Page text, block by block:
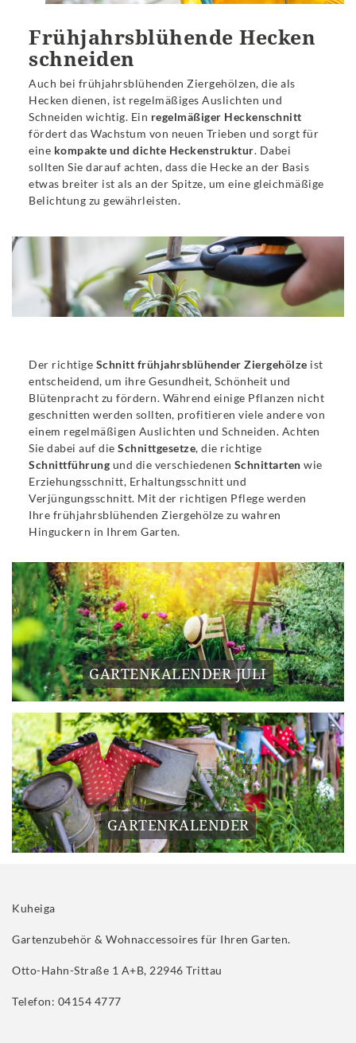
Frühjahrsblühende Hecken
schneiden
Auch bei frühjahrsblühenden Ziergehölzen, die als
Hecken dienen, ist regelmäßiges Auslichten und
Schneiden wichtig. Ein regelmäßiger Heckenschnitt
fördert das Wachstum von neuen Trieben und sorgt für
eine kompakte und dichte Heckenstruktur. Dabei
sollten Sie darauf achten, dass die Hecke an der Basis
etwas breiter ist als an der Spitze, um eine gleichmäßige
Belichtung zu gewährleisten.
Der richtige Schnitt frühjahrsblühender Ziergehölze ist
entscheidend, um ihre Gesundheit, Schönheit und
Blütenpracht zu fördern. Während einige Pflanzen nicht
geschnitten werden sollten, profitieren viele andere von
einem regelmäßigen Auslichten und Schneiden. Achten
Sie dabei auf die Schnittgesetze, die richtige
Schnittführung und die verschiedenen Schnittarten wie
Erziehungsschnitt, Erhaltungsschnitt und
Verjüngungsschnitt. Mit der richtigen Pflege werden
Ihre frühjahrsblühenden Ziergehölze zu wahren
Hinguckern in Ihrem Garten.
GARTENKALENDER JULI
GARTENKALENDER
Kuheiga
Gartenzubehör & Wohnaccessoires für Ihren Garten.
Otto-Hahn-Straße 1 A+B, 22946 Trittau
Telefon: 04154 4777